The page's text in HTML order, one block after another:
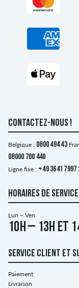
CONTACTEZ-NOUS !
Belgique : 0800 494 43
08000 700 440
Ligne fixe : +49 3641 7997
HORAIRES DE SERVICE
Lun – Ven
10h – 13h et
SERVICE CLIENT ET
Paiement
Livraison